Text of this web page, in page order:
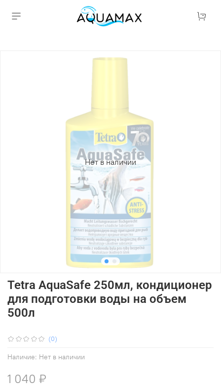
Нет в наличии
(0)
Наличие: Нет в наличии
Tetra AquaSafe 250мл, кондиционер
для подготовки воды на объем
500л
1 040 ₽